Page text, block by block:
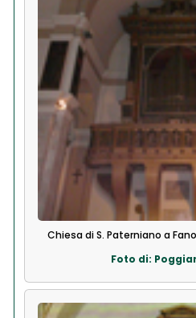
Chiesa di S. Paterniano a
Foto di: